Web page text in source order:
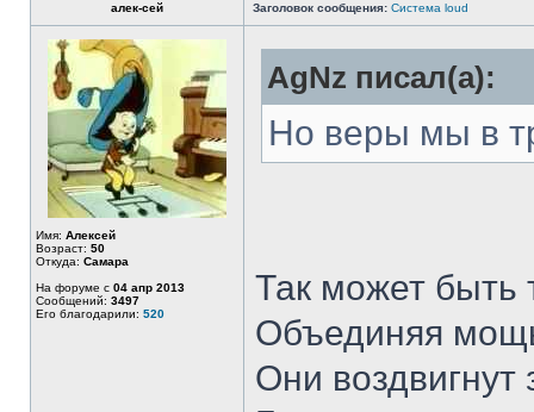
алек-сей Заголовок сообщения: Система loud
Имя: Алексей
Возраст: 50
Откуда: Самара
На форуме с 04 апр 2013
Сообщений: 3497
Его благодарили: 520
AgNz писал(а):
Но веры мы в
Так может быть
Объединяя
Они воздвигнут